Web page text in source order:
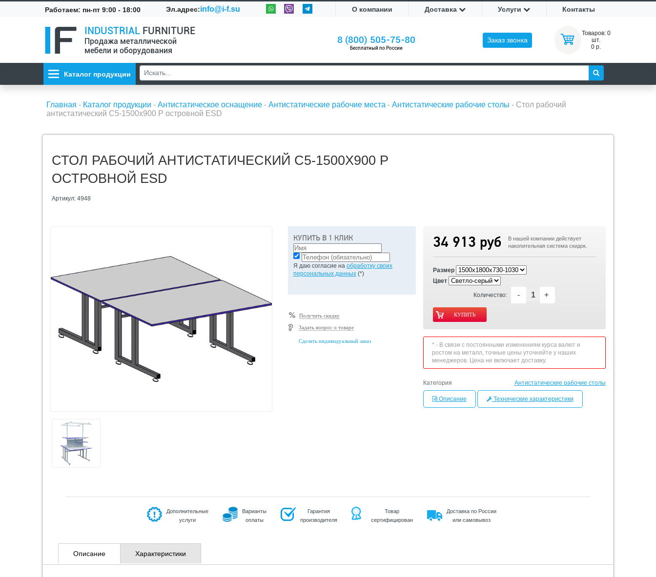
Работаем: пн-пт 9:00 - 18:00 Эл.адрес:info@i-f.su О компании Доставка Услуги Контакты
INDUSTRIAL FURNITURE
Продажа металлической
мебели и оборудования
8 (800) 505-75-80
Бесплатный по России
Заказ звонка
Товаров: 0
шт.
0 р.
Каталог продукции
Главная - Каталог продукции - Антистатическое оснащение - Антистатические рабочие места - Антистатические рабочие столы - Стол рабочий
антистатический С5-1500х900 Р островной ESD
СТОЛ РАБОЧИЙ АНТИСТАТИЧЕСКИЙ С5-1500Х900 Р
ОСТРОВНОЙ ESD
Артикул: 4948
КУПИТЬ В 1 КЛИК
Я даю согласие на обработку своих
персональных данных(*)
Получить скидку
Задать вопрос о товаре
Сделать индивидуальный заказ
34 913 руб
В нашей компании действует
накопительная система скидок.
Размер
Цвет
Количество: - +
* - В связи с постоянными изменениям курса валют и
ростом на металл, точные цены уточняйте у наших
менеджеров. Цена не включает доставку.
Категория Антистатические рабочие столы
Описание Технические характеристики
Дополнительные
услуги
Варианты
оплаты
Гарантия
производителя
Товар
сертифицирован
Доставка по России
или самовывоз
Описание Характеристики